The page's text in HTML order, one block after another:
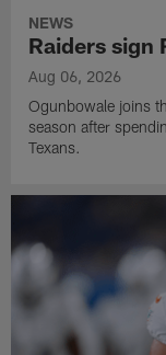
NEWS
Raiders sign
Aug 06, 2026
Ogunbowale joins
season after
Texans.